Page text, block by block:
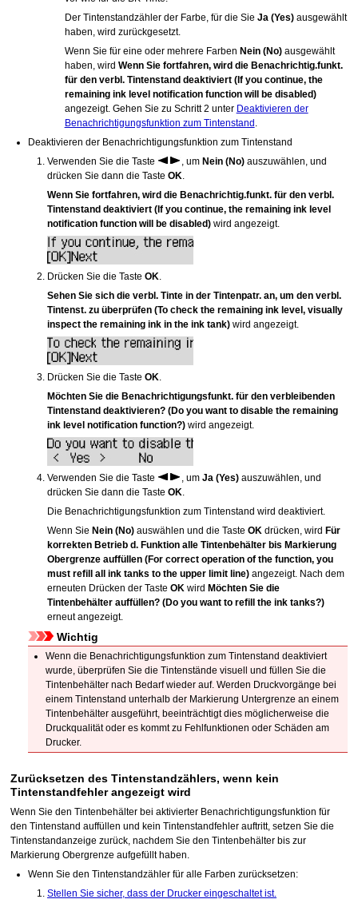
Der Tintenstandzähler der Farbe, für die Sie Ja (Yes)ausgewählt
haben, wird zurückgesetzt.
Wenn Sie für eine oder mehrere Farben Nein (No)ausgewählt
haben, wird Wenn Sie fortfahren, wird die Benachrichtig.funkt.
für den verbl. Tintenstand deaktiviert (If you continue, the
remaining ink level notification function will be disabled)
angezeigt. Gehen Sie zu Schritt 2 unter Deaktivieren der
Benachrichtigungsfunktion zum Tintenstand.
Deaktivieren der Benachrichtigungsfunktion zum Tintenstand
Verwenden Sie die Taste
, umNein (No) auszuwählen, und
drücken Sie dann die TasteOK.
Wenn Sie fortfahren, wird die Benachrichtig.funkt. für den verbl.
Tintenstand deaktiviert (If you continue, the remaining ink level
notification function will be disabled) wird angezeigt.
Drücken Sie die TasteOK.
Sehen Sie sich die verbl. Tinte in der Tintenpatr. an, um den verbl.
Tintenst. zu überprüfen (To check the remaining ink level, visually
inspect the remaining ink in the ink tank) wird angezeigt.
Drücken Sie die TasteOK.
Möchten Sie die Benachrichtigungsfunkt. für den verbleibenden
Tintenstand deaktivieren? (Do you want to disable the remaining
ink level notification function?) wird angezeigt.
Verwenden Sie die Taste , umJa (Yes) auszuwählen, und
drücken Sie dann die TasteOK.
Die Benachrichtigungsfunktion zum Tintenstand wird deaktiviert.
Wenn SieNein (No) auswählen und die TasteOK drücken, wirdFür
korrekten Betrieb d. Funktion alle Tintenbehälter bis Markierung
Obergrenze auffüllen (For correct operation of the function, you
must refill all ink tanks to the upper limit line) angezeigt. Nach dem
erneuten Drücken der TasteOK wirdMöchten Sie die
Tintenbehälter auffüllen? (Do you want to refill the ink tanks?)
erneut angezeigt.
Wichtig
Wenn die Benachrichtigungsfunktion zum Tintenstand deaktiviert
wurde, überprüfen Sie die Tintenstände visuell und füllen Sie die
Tintenbehälternach Bedarf wieder auf. Werden Druckvorgänge bei
einem Tintenstand unterhalb der Markierung Untergrenze an einem
Tintenbehälterausgeführt, beeinträchtigt dies möglicherweise die
Druckqualität oder es kommt zu Fehlfunktionen oder Schäden am
Drucker.
Zurücksetzen des Tintenstandzählers, wenn kein
Tintenstandfehler angezeigt wird
Wenn Sie denTintenbehälter bei aktivierter Benachrichtigungsfunktion für
den Tintenstand auffüllen und kein Tintenstandfehler auftritt, setzen Sie die
Tintenstandanzeige zurück, nachdem Sie denTintenbehälter bis zur
Markierung Obergrenze aufgefüllt haben.
Wenn Sie den Tintenstandzähler für alle Farben zurücksetzen:
Stellen Sie sicher, dass der Drucker eingeschaltet ist.